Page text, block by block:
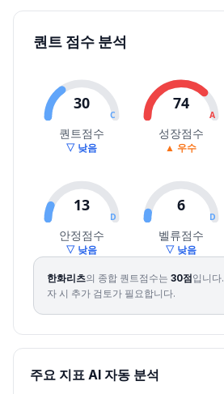
2026.07.31
4990 5280
2026.08.04
49955100 490550400.00
2026.08.05
5120 5150 5040 5130 1.79
2026.08.06
5130 5220 5140 0.19
2026.08.07
5150 5190
퀀트 점수 분석
30
C
퀀트점수
▽ 낮음
74
A
성장점수
▲ 우수
13
D
안정점수
▽ 낮음
6
D
벨류점수
▽ 낮음
한화리츠의 종합 퀀트점수는 30점입니다.
자 시 추가 검토가 필요합니다.
주요 지표 AI 자동 분석